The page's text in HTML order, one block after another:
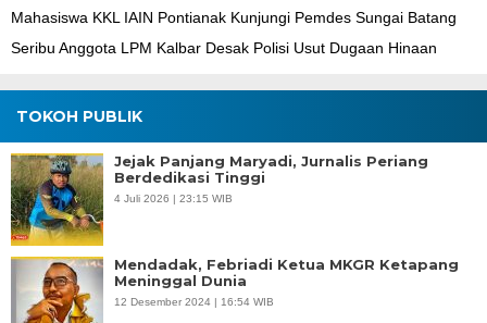
Mahasiswa KKL IAIN Pontianak Kunjungi Pemdes Sungai Batang
Seribu Anggota LPM Kalbar Desak Polisi Usut Dugaan Hinaan
TOKOH PUBLIK
Jejak Panjang Maryadi, Jurnalis Periang
Berdedikasi Tinggi
4 Juli 2026 | 23:15 WIB
Mendadak, Febriadi Ketua MKGR Ketapang
Meninggal Dunia
12 Desember 2024 | 16:54 WIB